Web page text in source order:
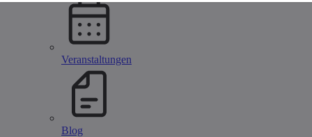
Veranstaltungen
Blog